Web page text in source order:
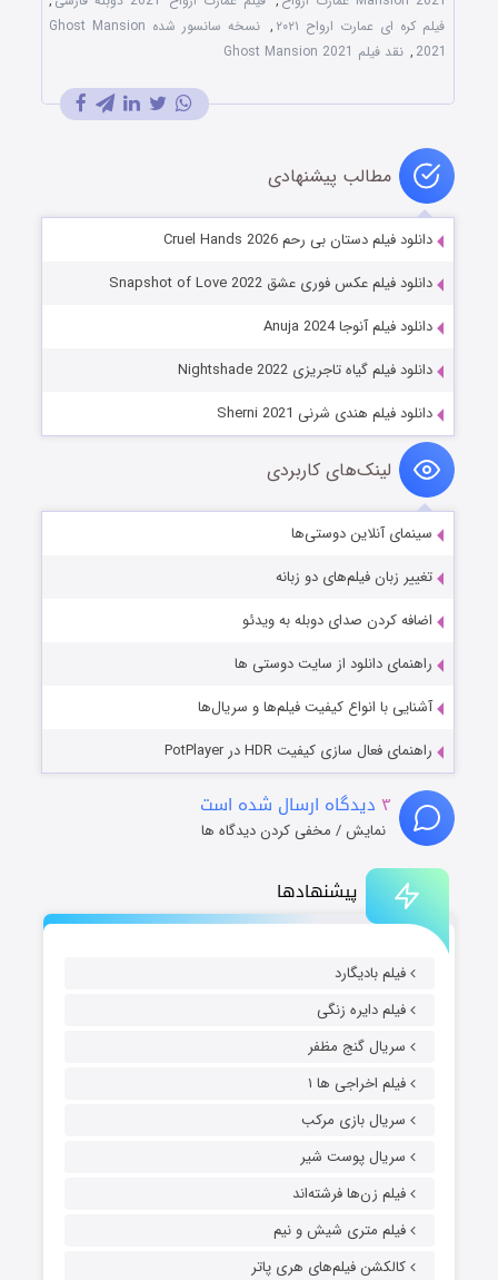
پیشنهادها
فیلم بادیگارد
فیلم دایره زنگی
سریال گنج مظفر
فیلم اخراجی ها ۱
سریال بازی مرکب
سریال پوست شیر
فیلم زن‌ها فرشته‌اند
فیلم متری شیش و نیم
کالکشن فیلم‌های هری پاتر
فیلم کره ای عمارت ارواح ۲۰۲۱
,
نسخه سانسور شده Ghost Mansion
2021
, نقد فیلم Ghost Mansion 2021
مطالب پیشنهادی
دانلود فیلم دستان بی رحم Cruel Hands 2026
دانلود فیلم عکس فوری عشق Snapshot of Love 2022
دانلود فیلم آنوجا Anuja 2024
دانلود فیلم گیاه تاجریزی Nightshade 2022
دانلود فیلم هندی شرنی Sherni 2021
لینک‌های کاربردی
سینمای آنلاین دوستی‌ها
تغییر زبان فیلم‌های دو زبانه
اضافه کردن صدای دوبله به ویدئو
راهنمای دانلود از سایت دوستی ها
آشنایی با انواع کیفیت فیلم‌ها و سریال‌ها
راهنمای فعال سازی کیفیت HDR در PotPlayer
۳ دیدگاه ارسال شده است
نمایش / مخفی کردن دیدگاه ها